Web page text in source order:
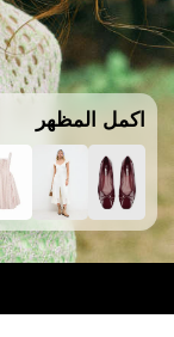
اكمل المظهر